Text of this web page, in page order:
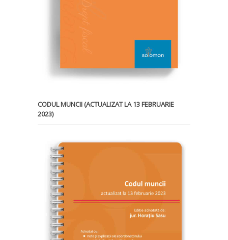
CODUL MUNCII (ACTUALIZAT LA 13 FEBRUARIE
2023)